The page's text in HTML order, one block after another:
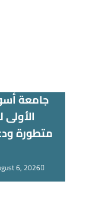
جامعة
متطورة
6, 2026